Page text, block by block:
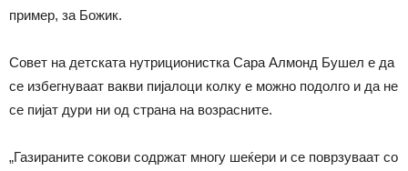
пример, за Божик.
Совет на детската нутриционистка Сара Алмонд Бушел е да
се избегнуваат вакви пијалоци колку е можно подолго и да не
се пијат дури ни од страна на возрасните.
„Газираните сокови содржат многу шеќери и се поврзуваат со